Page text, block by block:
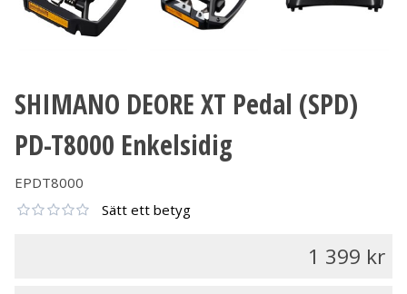
SHIMANO DEORE XT Pedal (SPD)
PD-T8000 Enkelsidig
EPDT8000
Sätt ett betyg
1 399